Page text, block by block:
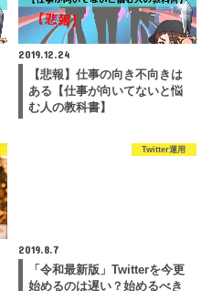
2019.12.24
【悲報】仕事の向き不向きは
ある【仕事が向いてないと悩
む人の教科書】
Twitter運用
2019.8.7
「令和最新版」Twitterを今更
始めるのは遅い？始めるべき